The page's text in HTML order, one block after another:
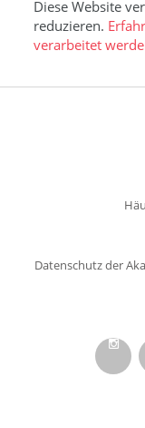
Diese Website
reduzieren.
verarbeitet
Datenschutz der